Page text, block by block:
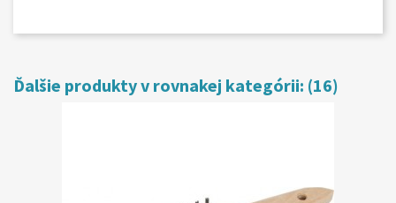
Ďalšie produkty v rovnakej kategórii: (16)